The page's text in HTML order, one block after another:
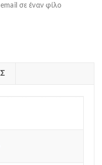
email σε έναν φίλο